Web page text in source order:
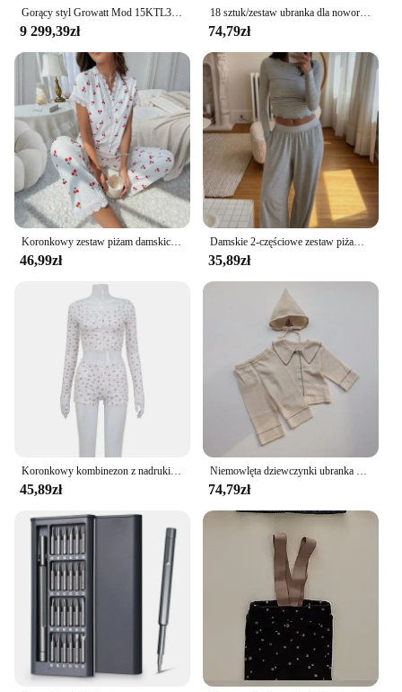
Gorący styl Growatt Mod 15KTL3-X na sieci 230 V/400 V bezpieczny i inteligentny falownik słoneczny z zestawem WiFi
9 299,39zł
18 sztuk/zestaw ubranka dla noworodków garnitury 0-6M zestawy ubranek dla dzieci chłopcy dziewczęta garnitur bawełniany zestaw upominkowy na baby shower noworodki ubrania
74,79zł
Koronkowy zestaw piżam damskich z krótkim rękawem i guzikami z przodu oraz spodnie pełnej długości z nadrukiem wiśni 2-częściowa bielizna nocna Bielizna nocna Homewear
46,99zł
Damskie 2-częściowe zestaw piżamy z długim rękawem krótkie bluzki elastyczne spodnie z szerokimi nogawkami do noszenia miękka Piiama bielizna nocna odzież domowa
35,89zł
45,89zł 74,79zł